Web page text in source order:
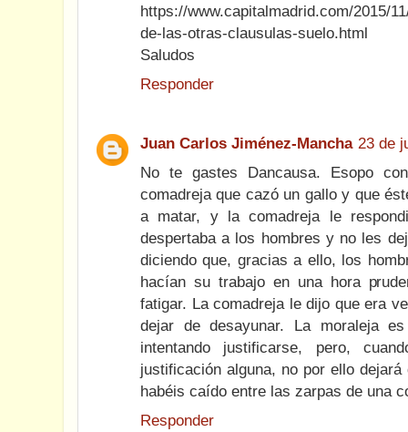
https://www.capitalmadrid.com/2015/
de-las-otras-clausulas-suelo.html
Saludos
Responder
Juan Carlos Jiménez-Mancha 23 de
No te gastes Dancausa. Esopo
comadreja que cazó un gallo y que
a matar, y la comadreja le
despertaba a los hombres y no les
diciendo que, gracias a ello, los
hacían su trabajo en una hora
fatigar. La comadreja le dijo que era
dejar de desayunar. La moraleja
intentando justificarse, pero,
justificación alguna, no por ello
habéis caído entre las zarpas de una
Responder